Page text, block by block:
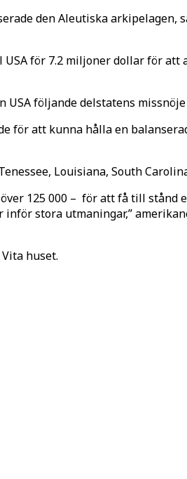
den Aleutiska arkipelagen,
för 7.2 miljoner dollar för
följande delstatens
att kunna hålla en
Louisiana, South
125 000 – för att få till stånd
stora utmaningar,”
huset.